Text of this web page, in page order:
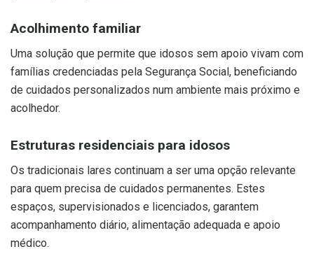
Acolhimento familiar
Uma solução que permite que idosos sem apoio vivam com
famílias credenciadas pela Segurança Social, beneficiando
de cuidados personalizados num ambiente mais próximo e
acolhedor.
Estruturas residenciais para idosos
Os tradicionais lares continuam a ser uma opção relevante
para quem precisa de cuidados permanentes. Estes
espaços, supervisionados e licenciados, garantem
acompanhamento diário, alimentação adequada e apoio
médico.